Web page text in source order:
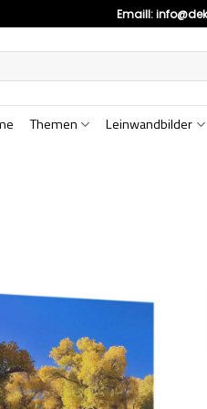
Emaill:
Themen Leinwandbilder